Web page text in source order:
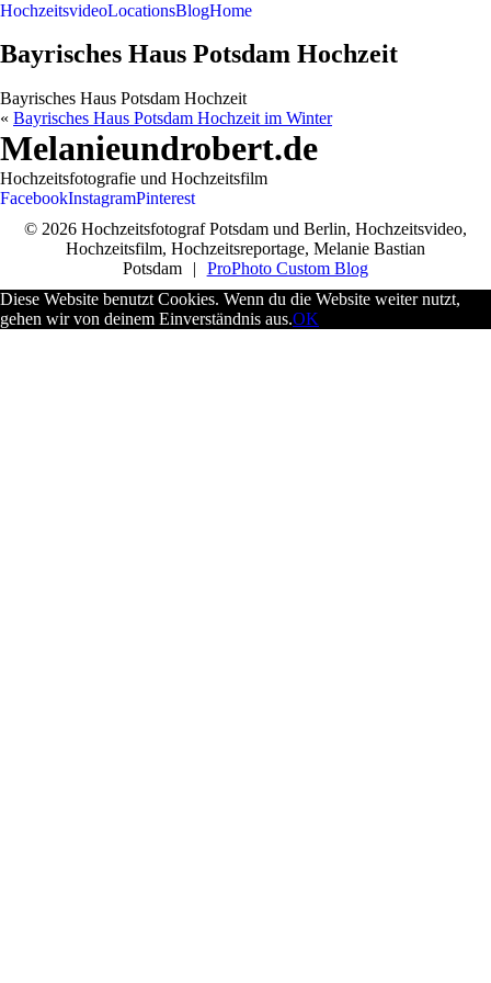
HochzeitsvideoLocationsBlogHome
Bayrisches Haus Potsdam Hochzeit
Bayrisches Haus Potsdam Hochzeit
« Bayrisches Haus Potsdam Hochzeit im Winter
Melanieundrobert.de
Hochzeitsfotografie und Hochzeitsfilm
FacebookInstagramPinterest
© 2026 Hochzeitsfotograf Potsdam und Berlin, Hochzeitsvideo,
Hochzeitsfilm, Hochzeitsreportage, Melanie Bastian
Potsdam
|
ProPhoto Custom Blog
Diese Website benutzt Cookies. Wenn du die Website weiter nutzt,
gehen wir von deinem Einverständnis aus.OK